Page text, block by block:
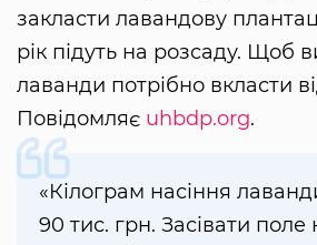
закласти лавандову
рік підуть на розсаду. Щоб
лаванди потрібно вкласти
Повідомляє uhbdp.org.
«Кілограм насіння
90 тис. грн. Засівати поле